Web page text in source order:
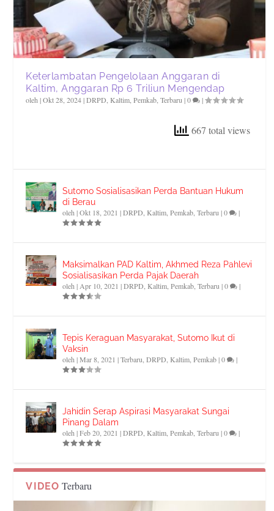
Keterlambatan Pengelolaan Anggaran di
Kaltim, Anggaran Rp 6 Triliun Mengendap
oleh|Okt 28, 2024|DRPD ,Kaltim ,Pemkab ,Terbaru |0 |
667 total views
Sutomo Sosialisasikan Perda Bantuan Hukum
di Berau
oleh|Okt 18, 2021 |DRPD ,Kaltim ,Pemkab ,Terbaru |0 |
Maksimalkan PAD Kaltim, Akhmed Reza Pahlevi
Sosialisasikan Perda Pajak Daerah
oleh| Apr 10, 2021 |DRPD ,Kaltim ,Pemkab ,Terbaru |0 |
Tepis Keraguan Masyarakat, Sutomo Ikut di
Vaksin
oleh|Mar 8, 2021 |Terbaru ,DRPD ,Kaltim ,Pemkab|0 |
Jahidin Serap Aspirasi Masyarakat Sungai
Pinang Dalam
oleh|Feb 20, 2021 |DRPD ,Kaltim ,Pemkab ,Terbaru |0 |
VIDEO Terbaru